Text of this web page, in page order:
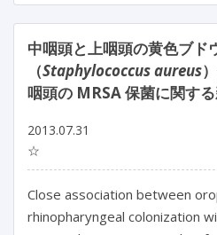
中咽頭と上咽頭の黄色ブド
（Staphylococcus aureus
咽頭の MRSA 保菌に関す
2013.07.31
☆
Close association between
rhinopharyngeal colonization